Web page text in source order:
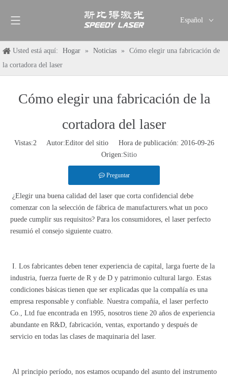
Español
简体中文
Pусский
ไทย
Usted está aquí: Hogar » Noticias »
Cómo elegir una fabricación de
la cortadora del laser
Cómo elegir una fabricación de la
cortadora del laser
Vistas:2Autor:Editor del sitio Hora de publicación: 2016-09-26
Origen:Sitio
Preguntar
¿Elegir una buena calidad del laser que corta confidencial debe
comenzar con la selección de fábrica de manufacturers.what un poco
puede cumplir sus requisitos? Para los consumidores, el laser perfecto
resumió el consejo siguiente cuatro.
I. Los fabricantes deben tener experiencia de capital, larga fuerte de la
industria, fuerza fuerte de R y de D y patrimonio cultural largo. Estas
condiciones básicas tienen que ser explicadas que la compañía es una
empresa responsable y confiable. Nuestra compañía, el laser perfecto
Co., Ltd fue encontrada en 1995, nosotros tiene 20 años de experiencia
abundante en R&D, fabricación, ventas, exportando y después de
servicio en todas las clases de maquinaria del laser.
Al principio período, nos estamos ocupando del asunto del instrumento